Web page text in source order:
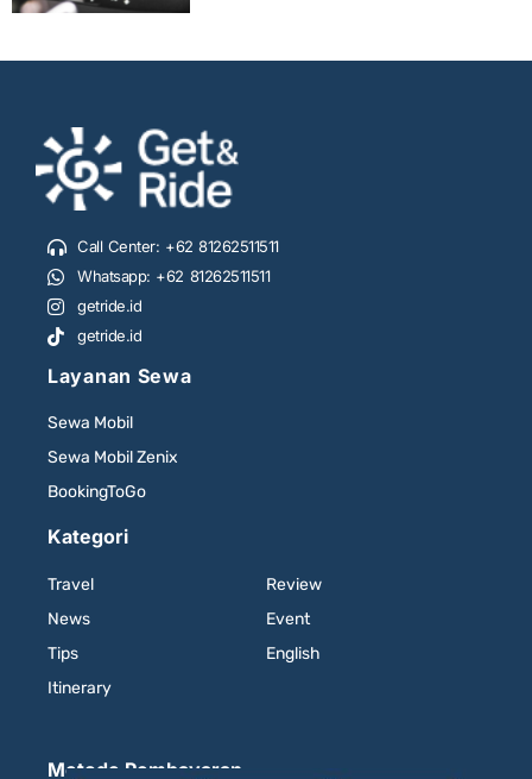
Call Center: +62 81262511511
Whatsapp: +62 81262511511
getride.id
getride.id
Layanan Sewa
Sewa Mobil
Sewa Mobil Zenix
BookingToGo
Kategori
Travel
News
Tips
Itinerary
Review
Event
English
Metode Pembayaran